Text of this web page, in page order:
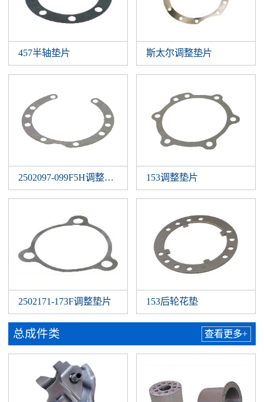
457半轴垫片 斯太尔调整垫片
2502097-099F5H调整垫片 153调整垫片
2502171-173F调整垫片 153后轮花垫
总成件类 查看更多+